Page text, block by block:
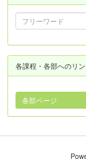
各課程・各部へのリ
各部ページ